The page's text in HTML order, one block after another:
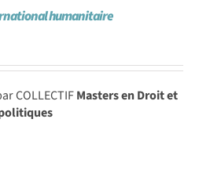
humanitaire
COLLECTIFMasters en Droit et